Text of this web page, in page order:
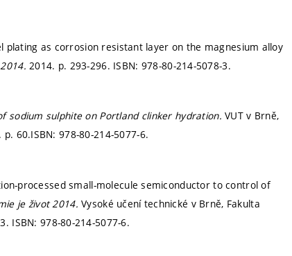
plating as corrosion resistant layer on the magnesium alloy
2014. p. 293-296. ISBN: 978-80-214-5078-3.
sodium sulphite on Portland clinker hydration.VUT v Brně,
p. 60.ISBN: 978-80-214-5077-6.
processed small-molecule semiconductor to control of
je život 2014.Vysoké učení technické v Brně, Fakulta
ISBN: 978-80-214-5077-6.